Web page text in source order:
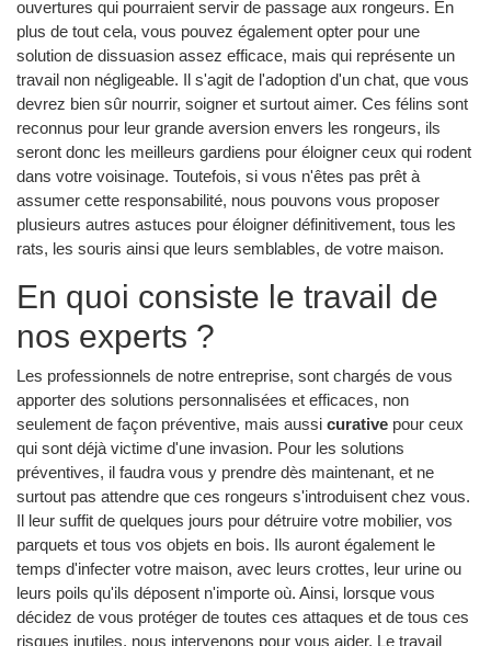
ouvertures qui pourraient servir de passage aux rongeurs. En
plus de tout cela, vous pouvez également opter pour une
solution de dissuasion assez efficace, mais qui représente un
travail non négligeable. Il s'agit de l'adoption d'un chat, que vous
devrez bien sûr nourrir, soigner et surtout aimer. Ces félins sont
reconnus pour leur grande aversion envers les rongeurs, ils
seront donc les meilleurs gardiens pour éloigner ceux qui rodent
dans votre voisinage. Toutefois, si vous n'êtes pas prêt à
assumer cette responsabilité, nous pouvons vous proposer
plusieurs autres astuces pour éloigner définitivement, tous les
rats, les souris ainsi que leurs semblables, de votre maison.
En quoi consiste le travail de
nos experts ?
Les professionnels de notre entreprise, sont chargés de vous
apporter des solutions personnalisées et efficaces, non
seulement de façon préventive, mais aussi curative pour ceux
qui sont déjà victime d'une invasion. Pour les solutions
préventives, il faudra vous y prendre dès maintenant, et ne
surtout pas attendre que ces rongeurs s'introduisent chez vous.
Il leur suffit de quelques jours pour détruire votre mobilier, vos
parquets et tous vos objets en bois. Ils auront également le
temps d'infecter votre maison, avec leurs crottes, leur urine ou
leurs poils qu'ils déposent n'importe où. Ainsi, lorsque vous
décidez de vous protéger de toutes ces attaques et de tous ces
risques inutiles, nous intervenons pour vous aider. Le travail